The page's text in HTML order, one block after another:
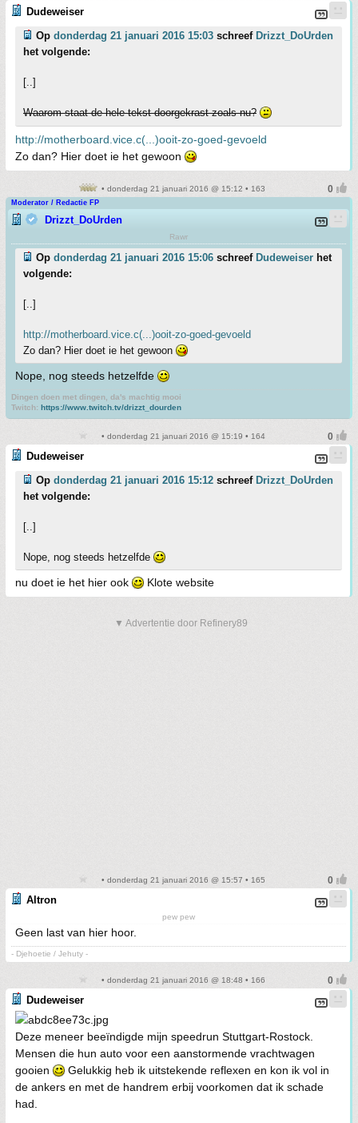
Dudeweiser
Op donderdag 21 januari 2016 15:03 schreef Drizzt_DoUrden
het volgende:
[..]
Waarom staat de hele tekst doorgekrast zoals nu?
http://motherboard.vice.c(...)ooit-zo-goed-gevoeld
Zo dan? Hier doet ie het gewoon
• donderdag 21 januari 2016 @ 15:12 • 163
Moderator / Redactie FP
Drizzt_DoUrden
Rawr
Op donderdag 21 januari 2016 15:06 schreef Dudeweiser het
volgende:
[..]
http://motherboard.vice.c(...)ooit-zo-goed-gevoeld
Zo dan? Hier doet ie het gewoon
Nope, nog steeds hetzelfde
Dingen doen met dingen, da's machtig mooi
Twitch: https://www.twitch.tv/drizzt_dourden
• donderdag 21 januari 2016 @ 15:19 • 164
Dudeweiser
Op donderdag 21 januari 2016 15:12 schreef Drizzt_DoUrden
het volgende:
[..]
Nope, nog steeds hetzelfde
nu doet ie het hier ook Klote website
▼ Advertentie door Refinery89
• donderdag 21 januari 2016 @ 15:57 • 165
Altron
pew pew
Geen last van hier hoor.
- Djehoetie / Jehuty -
• donderdag 21 januari 2016 @ 18:48 • 166
Dudeweiser
Deze meneer beeïndigde mijn speedrun Stuttgart-Rostock.
Mensen die hun auto voor een aanstormende vrachtwagen
gooien
Gelukkig heb ik uitstekende reflexen en kon ik vol in
de ankers en met de handrem erbij voorkomen dat ik schade
had.